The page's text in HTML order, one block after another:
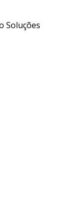
Soluções